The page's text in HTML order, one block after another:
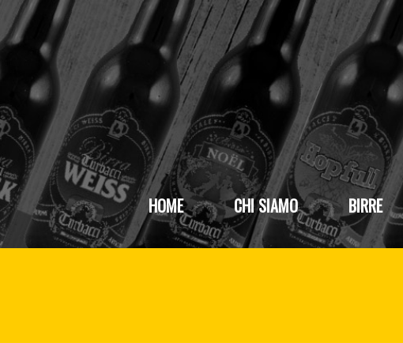
HOME CHI SIAMO BIRRE